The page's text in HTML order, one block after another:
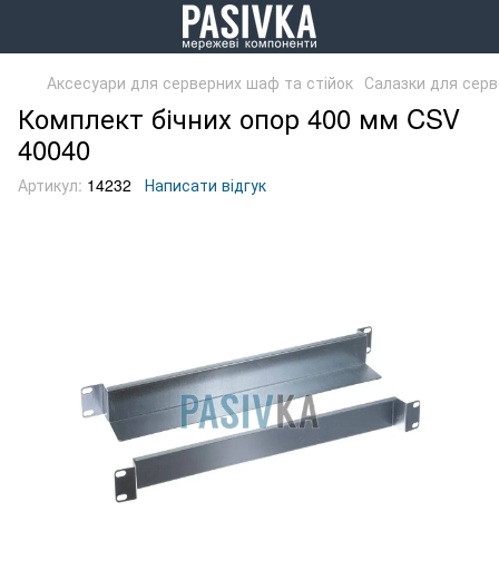
Аксесуари для серверних шаф та стійок Салазки для
Комплект бічних опор 400 мм CSV
40040
Артикул: 14232 Написати відгук